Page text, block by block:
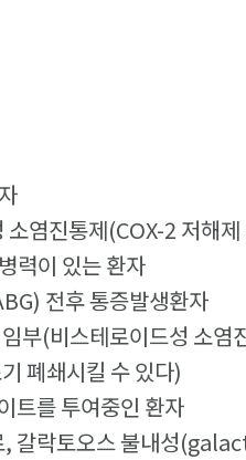
염진통제(COX-2 저해
력이 있는 환자
전후 통증발생환자
부(비스테로이드성 소염
폐쇄시킬 수 있다)
트를 투여중인 환자
, 갈락토오스 불내성